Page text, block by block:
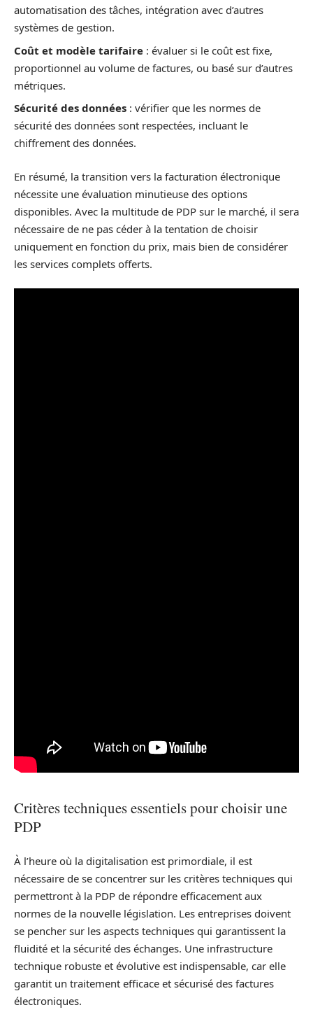
automatisation des tâches, intégration avec d’autres
systèmes de gestion.
Coût et modèle tarifaire : évaluer si le coût est fixe,
proportionnel au volume de factures, ou basé sur d’autres
métriques.
Sécurité des données : vérifier que les normes de
sécurité des données sont respectées, incluant le
chiffrement des données.
En résumé, la transition vers la facturation électronique
nécessite une évaluation minutieuse des options
disponibles. Avec la multitude de PDP sur le marché, il sera
nécessaire de ne pas céder à la tentation de choisir
uniquement en fonction du prix, mais bien de considérer
les services complets offerts.
Critères techniques essentiels pour choisir une
PDP
À l’heure où la digitalisation est primordiale, il est
nécessaire de se concentrer sur les critères techniques qui
permettront à la PDP de répondre efficacement aux
normes de la nouvelle législation. Les entreprises doivent
se pencher sur les aspects techniques qui garantissent la
fluidité et la sécurité des échanges. Une infrastructure
technique robuste et évolutive est indispensable, car elle
garantit un traitement efficace et sécurisé des factures
électroniques.